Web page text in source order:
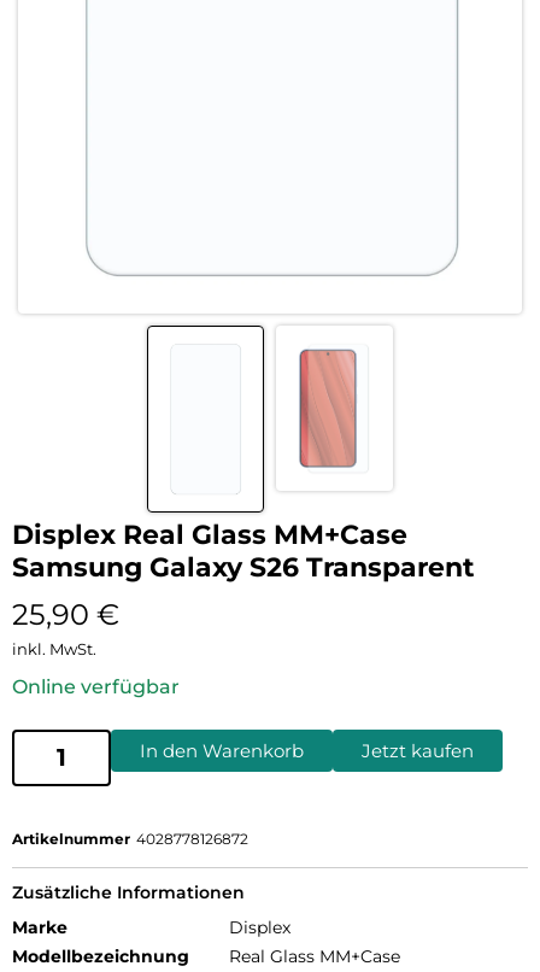
Displex Real Glass MM+Case
Samsung Galaxy S26 Transparent
25,90 €
inkl. MwSt.
Online verfügbar
In den Warenkorb Jetzt kaufen
Artikelnummer 4028778126872
Zusätzliche Informationen
Marke
Displex
Modellbezeichnung
Real Glass MM+Case